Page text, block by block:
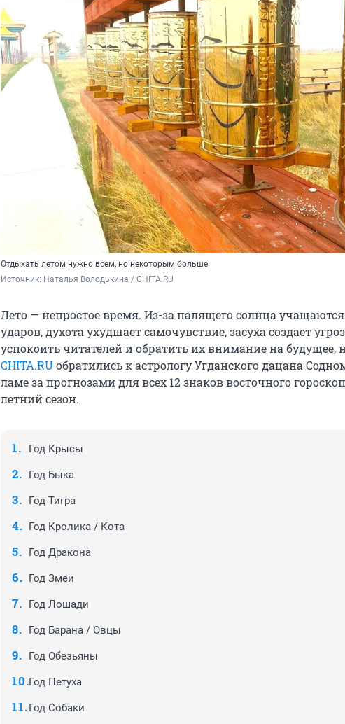
Отдыхать летом нужно всем, но некоторым больше
Источник: Наталья Володькина / CHITA.RU
Лето — непростое время. Из-за палящего солнца
ударов, духота ухудшает самочувствие, засуха создает
успокоить читателей и обратить их внимание на будущее,
CHITA.RUобратились к астрологу Угданского дацана
ламе за прогнозами для всех 12 знаков восточного
летний сезон.
Год Крысы
Год Быка
Год Тигра
Год Кролика / Кота
Год Дракона
Год Змеи
Год Лошади
Год Барана / Овцы
Год Обезьяны
Год Петуха
Год Собаки